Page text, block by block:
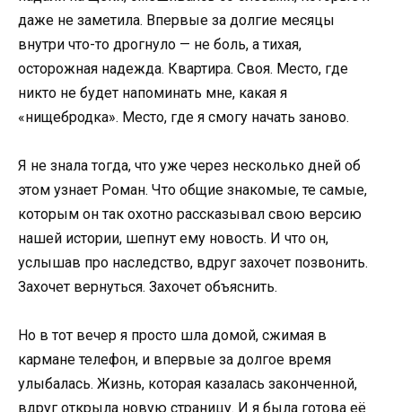
даже не заметила. Впервые за долгие месяцы
внутри что-то дрогнуло — не боль, а тихая,
осторожная надежда. Квартира. Своя. Место, где
никто не будет напоминать мне, какая я
«нищебродка». Место, где я смогу начать заново.
Я не знала тогда, что уже через несколько дней об
этом узнает Роман. Что общие знакомые, те самые,
которым он так охотно рассказывал свою версию
нашей истории, шепнут ему новость. И что он,
услышав про наследство, вдруг захочет позвонить.
Захочет вернуться. Захочет объяснить.
Но в тот вечер я просто шла домой, сжимая в
кармане телефон, и впервые за долгое время
улыбалась. Жизнь, которая казалась законченной,
вдруг открыла новую страницу. И я была готова её